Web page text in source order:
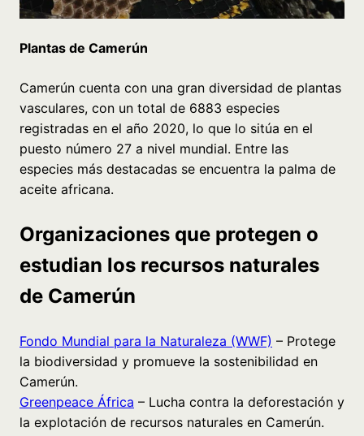
Plantas de Camerún
Camerún cuenta con una gran diversidad de plantas
vasculares, con un total de 6883 especies
registradas en el año 2020, lo que lo sitúa en el
puesto número 27 a nivel mundial. Entre las
especies más destacadas se encuentra la palma de
aceite africana.
Organizaciones que protegen o
estudian los recursos naturales
de Camerún
Fondo Mundial para la Naturaleza (WWF) – Protege
la biodiversidad y promueve la sostenibilidad en
Camerún.
Greenpeace África – Lucha contra la deforestación y
la explotación de recursos naturales en Camerún.